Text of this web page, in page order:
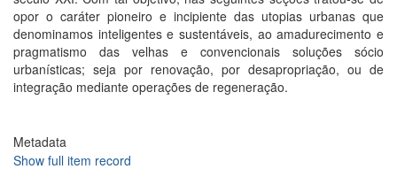
opor o caráter pioneiro e incipiente das utopias urbanas que
denominamos inteligentes e sustentáveis, ao amadurecimento e
pragmatismo das velhas e convencionais soluções sócio
urbanísticas; seja por renovação, por desapropriação, ou de
integração mediante operações de regeneração.
Metadata
Show full item record